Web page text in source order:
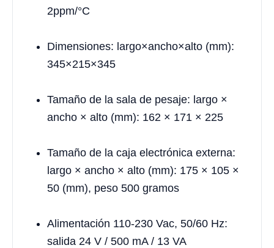
2ppm/°C
Dimensiones: largo×ancho×alto (mm):
345×215×345
Tamaño de la sala de pesaje: largo ×
ancho × alto (mm): 162 × 171 × 225
Tamaño de la caja electrónica externa:
largo × ancho × alto (mm): 175 × 105 ×
50 (mm), peso 500 gramos
Alimentación 110-230 Vac, 50/60 Hz:
salida 24 V / 500 mA / 13 VA